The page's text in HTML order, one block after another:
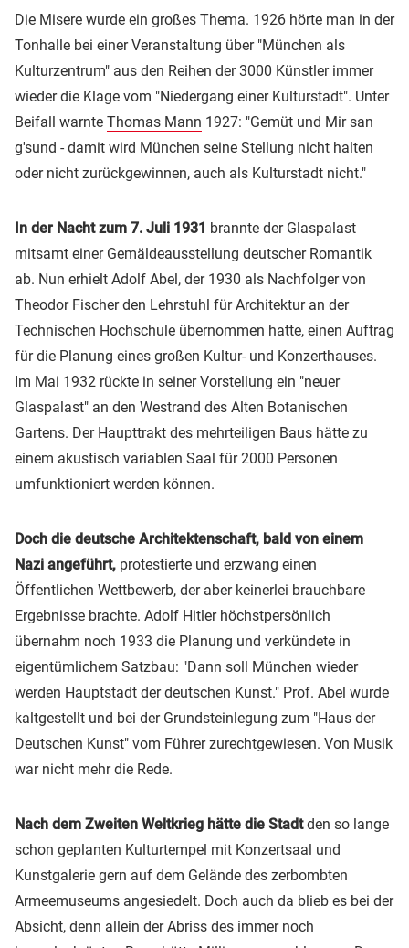
Die Misere wurde ein großes Thema. 1926 hörte man in der
Tonhalle bei einer Veranstaltung über "München als
Kulturzentrum" aus den Reihen der 3000 Künstler immer
wieder die Klage vom "Niedergang einer Kulturstadt". Unter
Beifall warnte Thomas Mann 1927: "Gemüt und Mir san
g'sund - damit wird München seine Stellung nicht halten
oder nicht zurückgewinnen, auch als Kulturstadt nicht."
In der Nacht zum 7. Juli 1931 brannte der Glaspalast
mitsamt einer Gemäldeausstellung deutscher Romantik
ab. Nun erhielt Adolf Abel, der 1930 als Nachfolger von
Theodor Fischer den Lehrstuhl für Architektur an der
Technischen Hochschule übernommen hatte, einen Auftrag
für die Planung eines großen Kultur- und Konzerthauses.
Im Mai 1932 rückte in seiner Vorstellung ein "neuer
Glaspalast" an den Westrand des Alten Botanischen
Gartens. Der Haupttrakt des mehrteiligen Baus hätte zu
einem akustisch variablen Saal für 2000 Personen
umfunktioniert werden können.
Doch die deutsche Architektenschaft, bald von einem
Nazi angeführt, protestierte und erzwang einen
Öffentlichen Wettbewerb, der aber keinerlei brauchbare
Ergebnisse brachte. Adolf Hitler höchstpersönlich
übernahm noch 1933 die Planung und verkündete in
eigentümlichem Satzbau: "Dann soll München wieder
werden Hauptstadt der deutschen Kunst." Prof. Abel wurde
kaltgestellt und bei der Grundsteinlegung zum "Haus der
Deutschen Kunst" vom Führer zurechtgewiesen. Von Musik
war nicht mehr die Rede.
Nach dem Zweiten Weltkrieg hätte die Stadtden so lange
schon geplanten Kulturtempel mit Konzertsaal und
Kunstgalerie gern auf dem Gelände des zerbombten
Armeemuseums angesiedelt. Doch auch da blieb es bei der
Absicht, denn allein der Abriss des immer noch